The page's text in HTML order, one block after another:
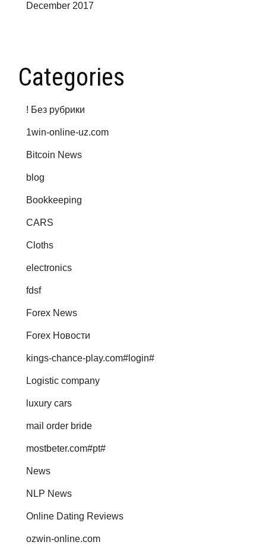
December 2017
Categories
! Без рубрики
1win-online-uz.com
Bitcoin News
blog
Bookkeeping
CARS
Cloths
electronics
fdsf
Forex News
Forex Новости
kings-chance-play.com#login#
Logistic company
luxury cars
mail order bride
mostbeter.com#pt#
News
NLP News
Online Dating Reviews
ozwin-online.com